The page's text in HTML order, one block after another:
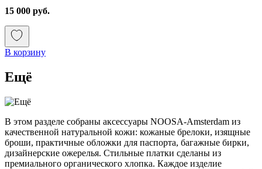
15 000 руб.
В корзину
Ещё
В этом разделе собраны аксессуары NOOSA-Amsterdam из
качественной натуральной кожи: кожаные брелоки, изящные
броши, практичные обложки для паспорта, багажные бирки,
дизайнерские ожерелья. Стильные платки сделаны из
премиального органического хлопка. Каждое изделие